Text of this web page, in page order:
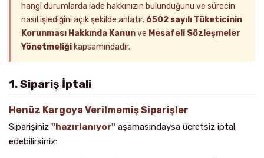
hangi durumlarda iade hakkınızın bulunduğunu ve sürecin
nasıl işlediğini açık şekilde anlatır. 6502 sayılı Tüketicinin
Korunması Hakkında Kanunve Mesafeli Sözleşmeler
Yönetmeliği kapsamındadır.
1. Sipariş İptali
Henüz Kargoya Verilmemiş Siparişler
Siparişiniz "hazırlanıyor" aşamasındaysa ücretsiz iptal
edebilirsiniz: